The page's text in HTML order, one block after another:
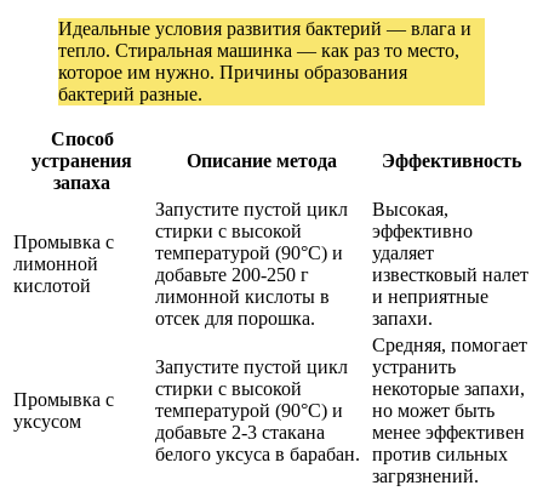
Идеальные условия развития бактерий — влага и
тепло. Стиральная машинка — как раз то место,
которое им нужно. Причины образования
бактерий разные.
Способ
устранения
запаха
Описание метода Эффективность
Промывка с
лимонной
кислотой
Запустите пустой цикл
стирки с высокой
температурой (90°C) и
добавьте 200-250 г
лимонной кислоты в
отсек для порошка.
Высокая,
эффективно
удаляет
известковый налет
и неприятные
запахи.
Промывка с
уксусом
Запустите пустой цикл
стирки с высокой
температурой (90°C) и
добавьте 2-3 стакана
белого уксуса в барабан.
Средняя, помогает
устранить
некоторые запахи,
но может быть
менее эффективен
против сильных
загрязнений.